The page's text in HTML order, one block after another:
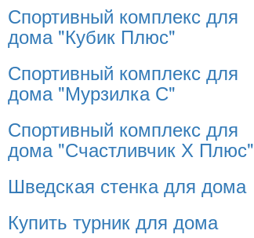
Спортивный комплекс для
дома "Кубик Плюс"
Спортивный комплекс для
дома "Мурзилка С"
Спортивный комплекс для
дома "Счастливчик Х Плюс"
Шведская стенка для дома
Купить турник для дома